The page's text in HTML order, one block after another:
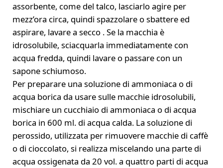
assorbente, come del talco, lasciarlo agire per
mezz’ora circa, quindi spazzolare o sbattere ed
aspirare, lavare a secco . Se la macchia è
idrosolubile, sciacquarla immediatamente con
acqua fredda, quindi lavare o passare con un
sapone schiumoso.
Per preparare una soluzione di ammoniaca o di
acqua borica da usare sulle macchie idrosolubili,
mischiare un cucchiaio di ammoniaca o di acqua
borica in 600 ml. di acqua calda. La soluzione di
perossido, utilizzata per rimuovere macchie di caffè
o di cioccolato, si realizza miscelando una parte di
acqua ossigenata da 20 vol. a quattro parti di acqua